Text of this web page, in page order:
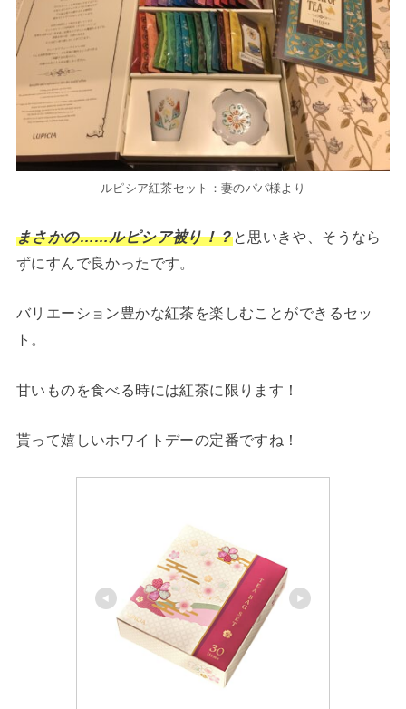
ルピシア紅茶セット：妻のパパ様より
まさかの……ルピシア被り！？と思いきや、そうなら
ずにすんで良かったです。
バリエーション豊かな紅茶を楽しむことができるセッ
ト。
甘いものを食べる時には紅茶に限ります！
貰って嬉しいホワイトデーの定番ですね！